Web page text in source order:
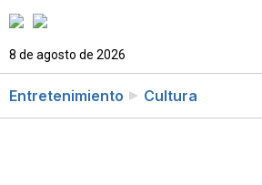
8 de agosto de 2026
Entretenimiento Cultura